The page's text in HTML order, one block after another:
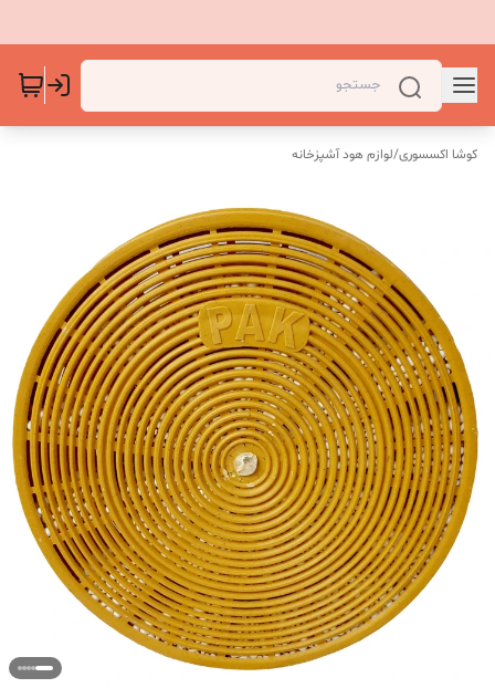
کوشا اکسسوری/لوازم هود آشپزخانه